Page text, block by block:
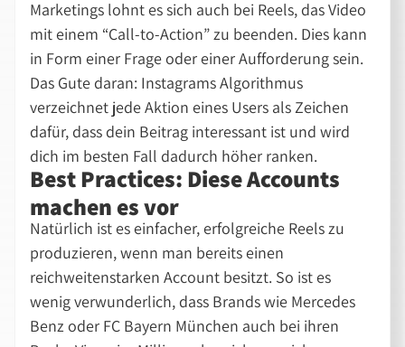
Marketings lohnt es sich auch bei Reels, das Video
mit einem “Call-to-Action” zu beenden. Dies kann
in Form einer Frage oder einer Aufforderung sein.
Das Gute daran: Instagrams Algorithmus
verzeichnet jede Aktion eines Users als Zeichen
dafür, dass dein Beitrag interessant ist und wird
dich im besten Fall dadurch höher ranken.
Best Practices: Diese Accounts
machen es vor
Natürlich ist es einfacher, erfolgreiche Reels zu
produzieren, wenn man bereits einen
reichweitenstarken Account besitzt. So ist es
wenig verwunderlich, dass Brands wie Mercedes
Benz oder FC Bayern München auch bei ihren